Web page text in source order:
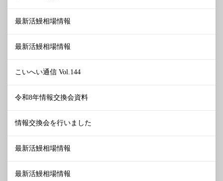
最新活鰻相場情報
最新活鰻相場情報
こいへい通信 Vol.144
令和8年情報交換会資料
情報交換会を行いました
最新活鰻相場情報
最新活鰻相場情報